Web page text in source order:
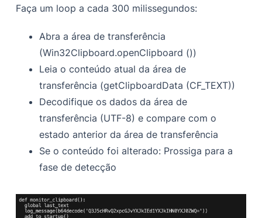
Faça um loop a cada 300 milissegundos:
Abra a área de transferência
(Win32Clipboard.openClipboard ())
Leia o conteúdo atual da área de
transferência (getClipboardData (CF_TEXT))
Decodifique os dados da área de
transferência (UTF-8) e compare com o
estado anterior da área de transferência
Se o conteúdo foi alterado: Prossiga para a
fase de detecção